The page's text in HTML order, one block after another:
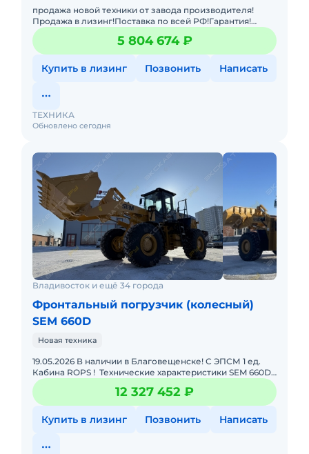
продажа новой техники от завода производителя!
Продажа в лизинг!Поставка по всей РФ!Гарантия!
Фронтальный погрузчик Shandong SEM 636D с
джойстиковым управление5 804 674 ₽
Купить в лизинг Позвонить Написать
Обновлено сегодня
ТЕХНИКА
Владивосток и ещё 34 города
Фронтальный погрузчик (колесный)
SEM 660D
Новая техника
19.05.2026 В наличии в Благовещенске! С ЭПСМ 1 ед.
Кабина ROPS ! Технические характеристики SEM 660D:•
Грузоподъёмность 6000 кг• Рабочая
12 327 452 ₽
Купить в лизинг Позвонить Написать